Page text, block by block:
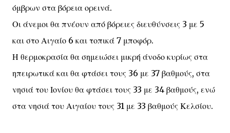
όμβρων στα βόρεια ορεινά.
Οι άνεμοι θα πνέουν από βόρειες διευθύνσεις 3 με 5
και στο Αιγαίο 6 και τοπικά 7 μποφόρ.
Η θερμοκρασία θα σημειώσει μικρή άνοδο κυρίως στα
ηπειρωτικά και θα φτάσει τους 36 με 37 βαθμούς, στα
νησιά του Ιονίου θα φτάσει τους 33 με 34 βαθμούς, ενώ
στα νησιά του Αιγαίου τους 31 με 33 βαθμούς Κελσίου.